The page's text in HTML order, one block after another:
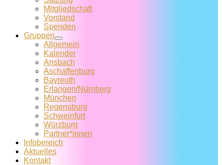
Mitglied­schaft
Vorstand
Spenden
Gruppen
Allgemein
Kalender
Ansbach
Aschaffenburg
Bayreuth
Erlangen/Nürnberg
München
Regensburg
Schweinfurt
Würzburg
Partner*innen
Infobereich
Aktuelles
Kontakt